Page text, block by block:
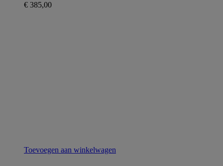
€ 385,00
Toevoegen aan winkelwagen